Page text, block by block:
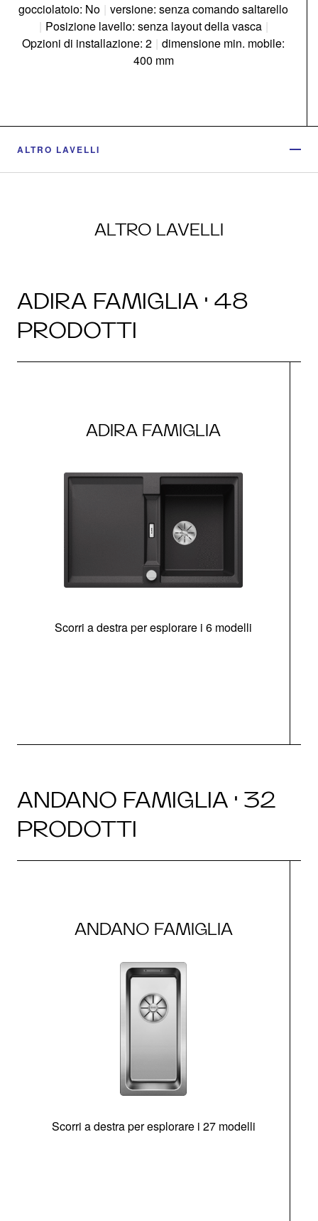
gocciolatoio: No | versione: senza comando saltarello
| Posizione lavello: senza layout della vasca |
Opzioni di installazione: 2 | dimensione min. mobile:
400 mm
ALTRO LAVELLI
ALTRO LAVELLI
ADIRA FAMIGLIA · 48
PRODOTTI
ADIRA FAMIGLIA
Scorri a destra per esplorare i 6 modelli
ANDANO FAMIGLIA · 32
PRODOTTI
ANDANO FAMIGLIA
Scorri a destra per esplorare i 27 modelli